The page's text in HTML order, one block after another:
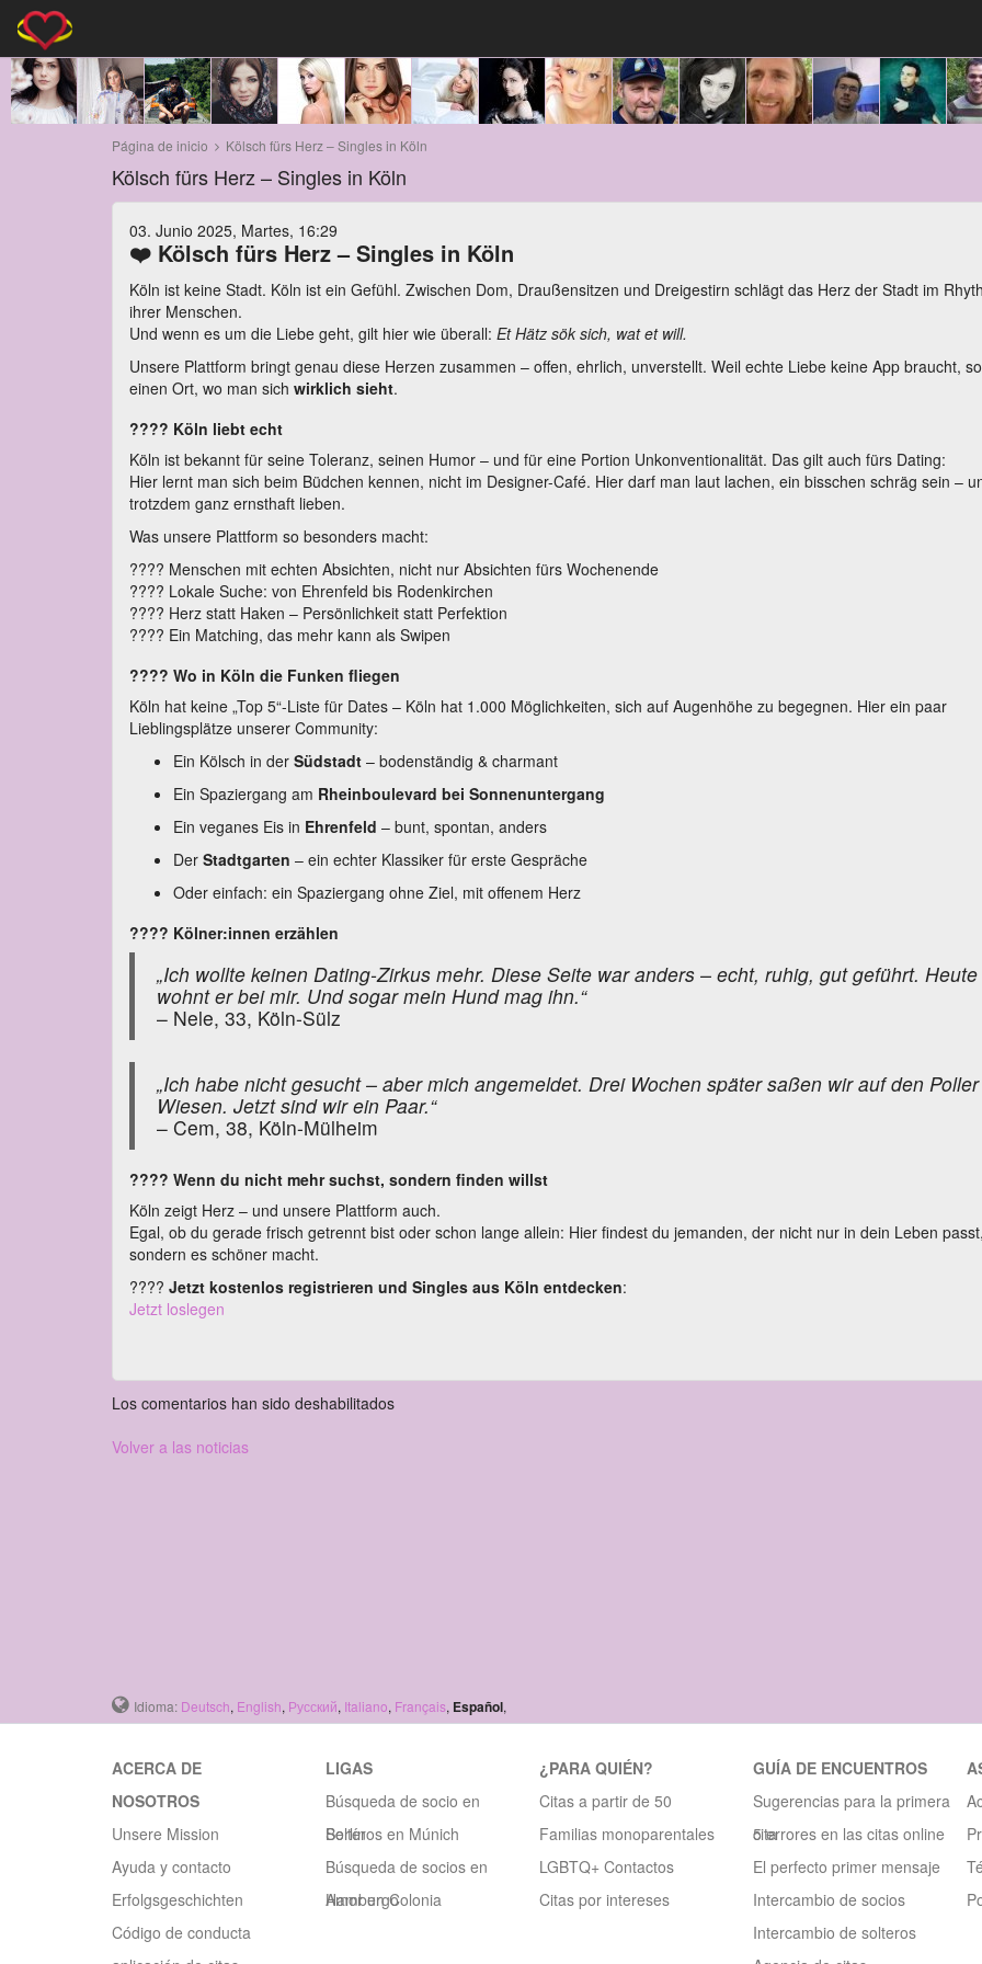
Página de inicio Kölsch fürs Herz – Singles in Köln
Kölsch fürs Herz – Singles in Köln
03. Junio 2025, Martes, 16:29
❤️ Kölsch fürs Herz – Singles in Köln
Köln ist keine Stadt. Köln ist ein Gefühl. Zwischen Dom, Draußensitzen und Dreigestirn schlägt das Herz der Stadt im
ihrer Menschen.
Und wenn es um die Liebe geht, gilt hier wie überall: Et Hätz sök sich, wat et will.
Unsere Plattform bringt genau diese Herzen zusammen – offen, ehrlich, unverstellt. Weil echte Liebe keine App braucht,
einen Ort, wo man sich wirklich sieht.
???? Köln liebt echt
Köln ist bekannt für seine Toleranz, seinen Humor – und für eine Portion Unkonventionalität. Das gilt auch fürs Dating:
Hier lernt man sich beim Büdchen kennen, nicht im Designer-Café. Hier darf man laut lachen, ein bisschen schräg sein –
trotzdem ganz ernsthaft lieben.
Was unsere Plattform so besonders macht:
???? Menschen mit echten Absichten, nicht nur Absichten fürs Wochenende
???? Lokale Suche: von Ehrenfeld bis Rodenkirchen
???? Herz statt Haken – Persönlichkeit statt Perfektion
???? Ein Matching, das mehr kann als Swipen
???? Wo in Köln die Funken fliegen
Köln hat keine „Top 5“-Liste für Dates – Köln hat 1.000 Möglichkeiten, sich auf Augenhöhe zu begegnen. Hier ein paar
Lieblingsplätze unserer Community:
Ein Kölsch in der Südstadt – bodenständig & charmant
Ein Spaziergang am Rheinboulevard bei Sonnenuntergang
Ein veganes Eis in Ehrenfeld – bunt, spontan, anders
Der Stadtgarten – ein echter Klassiker für erste Gespräche
Oder einfach: ein Spaziergang ohne Ziel, mit offenem Herz
???? Kölner:innen erzählen
„Ich wollte keinen Dating-Zirkus mehr. Diese Seite war anders – echt, ruhig, gut geführt. Heute
wohnt er bei mir. Und sogar mein Hund mag ihn.“
– Nele, 33, Köln-Sülz
„Ich habe nicht gesucht – aber mich angemeldet. Drei Wochen später saßen wir auf den Poller
Wiesen. Jetzt sind wir ein Paar.“
– Cem, 38, Köln-Mülheim
???? Wenn du nicht mehr suchst, sondern finden willst
Köln zeigt Herz – und unsere Plattform auch.
Egal, ob du gerade frisch getrennt bist oder schon lange allein: Hier findest du jemanden, der nicht nur in dein Leben
sondern es schöner macht.
???? Jetzt kostenlos registrieren und Singles aus Köln entdecken:
Jetzt loslegen
Los comentarios han sido deshabilitados
Volver a las noticias
Idioma: Deutsch, English, Русский, Italiano, Français, Español,
ACERCA DE
NOSOTROS
Unsere Mission
Ayuda y contacto
Erfolgsgeschichten
Código de conducta
LIGAS
Búsqueda de socio en
Berlín
Solteros en Múnich
Búsqueda de socios en
Hamburgo
Amor en Colonia
¿PARA QUIÉN?
Citas a partir de 50
Familias monoparentales
LGBTQ+ Contactos
Citas por intereses
GUÍA DE ENCUENTROS
Sugerencias para la primera
cita
5 errores en las citas online
El perfecto primer mensaje
Intercambio de socios
Intercambio de solteros